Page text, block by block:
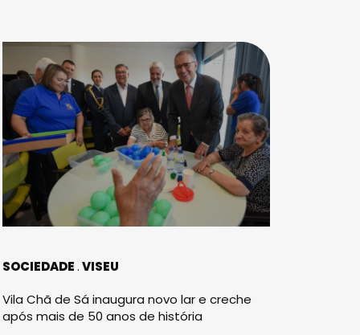
SOCIEDADE VISEU
Vila Chã de Sá inaugura novo lar e creche
após mais de 50 anos de história